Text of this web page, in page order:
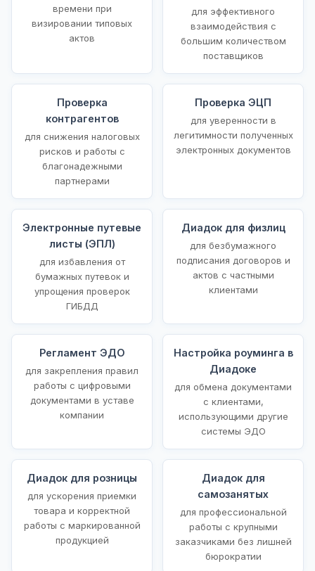
времени при
визировании типовых
актов
для эффективного
взаимодействия с
большим количеством
поставщиков
Проверка
контрагентов
для снижения налоговых
рисков и работы с
благонадежными
партнерами
Проверка ЭЦП
для уверенности в
легитимности полученных
электронных документов
Электронные путевые
листы (ЭПЛ)
для избавления от
бумажных путевок и
упрощения проверок
ГИБДД
Диадок для физлиц
для безбумажного
подписания договоров и
актов с частными
клиентами
Регламент ЭДО
для закрепления правил
работы с цифровыми
документами в уставе
компании
Настройка роуминга в
Диадоке
для обмена документами
с клиентами,
использующими другие
системы ЭДО
Диадок для розницы
для ускорения приемки
товара и корректной
работы с маркированной
продукцией
Диадок для
самозанятых
для профессиональной
работы с крупными
заказчиками без лишней
бюрократии